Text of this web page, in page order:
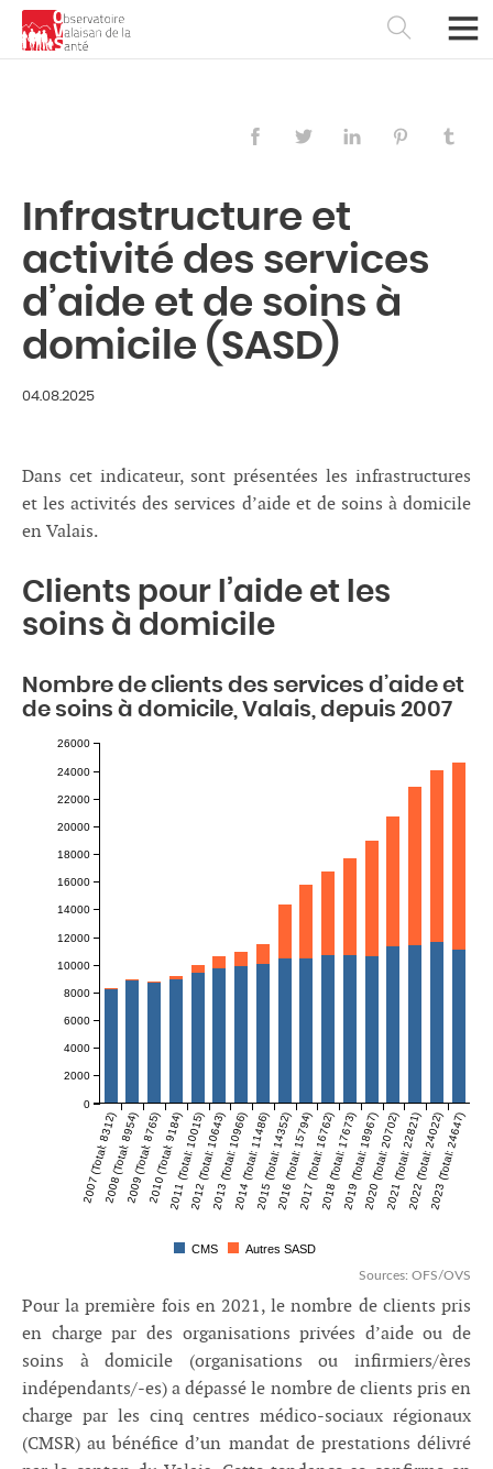
Infrastructure et
activité des services
d’aide et de soins à
domicile (SASD)
04.08.2025
Dans cet indicateur, sont présentées les infrastructures
et les activités des services d’aide et de soins à domicile
en Valais.
Clients pour l’aide et les
soins à domicile
Nombre de clients des services d’aide et
de soins à domicile, Valais, depuis 2007
2007 (Total: 8312)2008 (Total: 8954)2009 (Total: 8765)2010 (Total: 9184)2011 (Total: 10015)2012 (Total: 10643)2013 (Total: 10966)2014 (Total: 11486)2015 (Total: 14352)2016 (Total: 15794)2017 (Total: 16762)2018 (Total: 17673)2019 (Total: 18967)2020 (Total: 20702)2021 (Total: 22821)2022 (Total: 24022)2023 (Total: 24647)
0
2000
4000
6000
8000
10000
12000
14000
16000
18000
20000
22000
24000
26000
CMS
Autres SASD
Sources: OFS/OVS
Pour la première fois en 2021, le nombre de clients pris
en charge par des organisations privées d’aide ou de
soins à domicile (organisations ou infirmiers/ères
indépendants/-es) a dépassé le nombre de clients pris en
charge par les cinq centres médico-sociaux régionaux
(CMSR) au bénéfice d’un mandat de prestations délivré